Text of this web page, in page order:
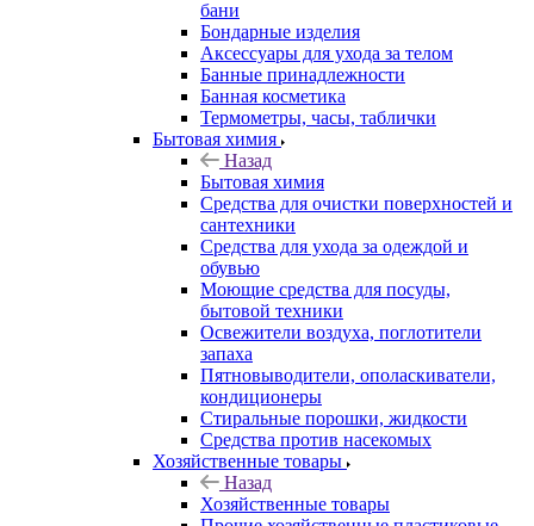
бани
Бондарные изделия
Аксеcсуары для ухода за телом
Банные принадлежности
Банная косметика
Термометры, часы, таблички
Бытовая химия
Назад
Бытовая химия
Средства для очистки поверхностей и
сантехники
Средства для ухода за одеждой и
обувью
Моющие средства для посуды,
бытовой техники
Освежители воздуха, поглотители
запаха
Пятновыводители, ополаскиватели,
кондиционеры
Стиральные порошки, жидкости
Средства против насекомых
Хозяйственные товары
Назад
Хозяйственные товары